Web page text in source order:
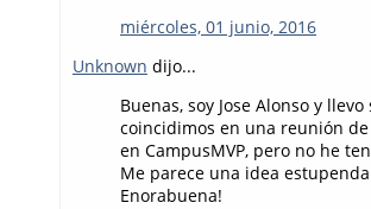
miércoles, 01 junio, 2016
Unknown dijo...
Buenas, soy Jose Alonso y
coincidimos en una reunión
en CampusMVP, pero no he
Me parece una idea
Enorabuena!